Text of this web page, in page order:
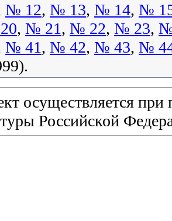
№ 12, № 13, № 14, №
, № 21, № 22, № 23,
№ 41, № 42, № 43, №
осуществляется
Российской